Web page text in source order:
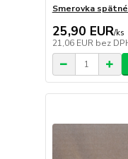
Smerovka
25,90 EUR/ks
21,06 EUR bez